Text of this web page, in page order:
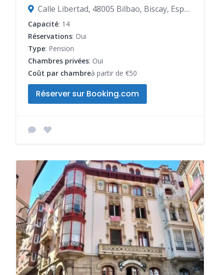
Calle Libertad, 48005 Bilbao, Biscay, Espagne
Capacité: 14
Réservations: Oui
Type: Pension
Chambres privées: Oui
Coût par chambreà partir de €50
Réserver sur Booking.com